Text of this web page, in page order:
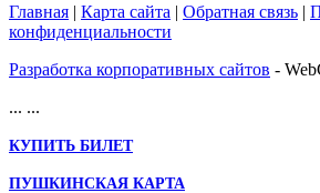
Главная | Карта сайта | Обратная связь |
конфиденциальности
Разработка корпоративных сайтов -
... ...
КУПИТЬ БИЛЕТ
ПУШКИНСКАЯ КАРТА